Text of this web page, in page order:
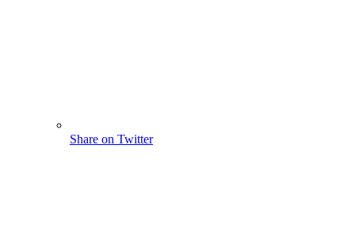
Share on Twitter